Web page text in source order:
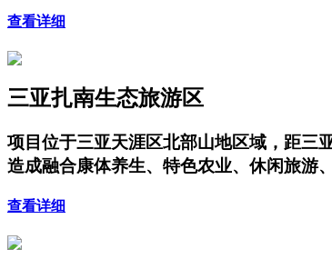
查看详细
三亚扎南生态旅游区
项目位于三亚天涯区北部山地区域，距三
造成融合康体养生、特色农业、休闲旅游
查看详细